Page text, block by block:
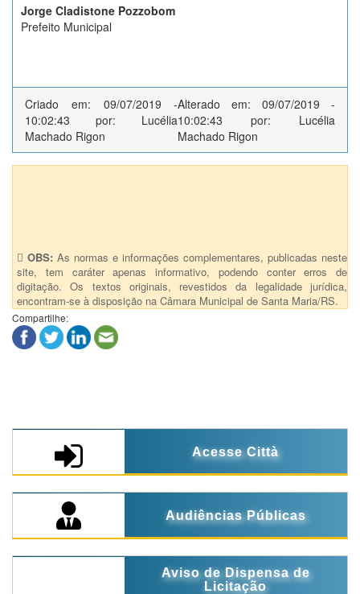
Jorge Cladistone Pozzobom
Prefeito Municipal
Criado em: 09/07/2019 -
10:02:43 por: Lucélia
Machado Rigon
Alterado em: 09/07/2019 -
10:02:43 por: Lucélia
Machado Rigon
OBS: As normas e informações complementares, publicadas neste
site, tem caráter apenas informativo, podendo conter erros de
digitação. Os textos originais, revestidos da legalidade jurídica,
encontram-se à disposição na Câmara Municipal de Santa Maria/RS.
Compartilhe:
Acesse Città
Audiências Públicas
Aviso de Dispensa de
Licitação